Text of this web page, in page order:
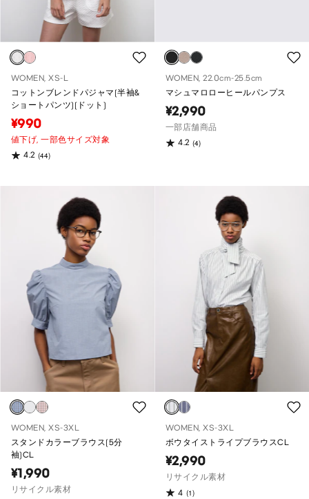
WOMEN, XS-L
コットンブレンドパジャマ(半袖&
ショートパンツ)(ドット)
¥990
値下げ,一部色サイズ対象
4.2 (44)
WOMEN, 22.0cm-25.5cm
マシュマロローヒールパンプス
¥2,990
一部店舗商品
4.2 (4)
WOMEN, XS-3XL
スタンドカラーブラウス(5分
袖)CL
¥1,990
リサイクル素材
WOMEN, XS-3XL
ボウタイストライプブラウスCL
¥2,990
リサイクル素材
4 (1)